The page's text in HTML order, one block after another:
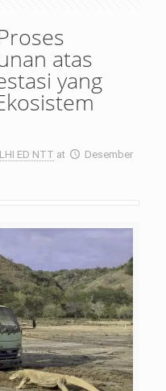
atas
yang
ED NTT at
Desember